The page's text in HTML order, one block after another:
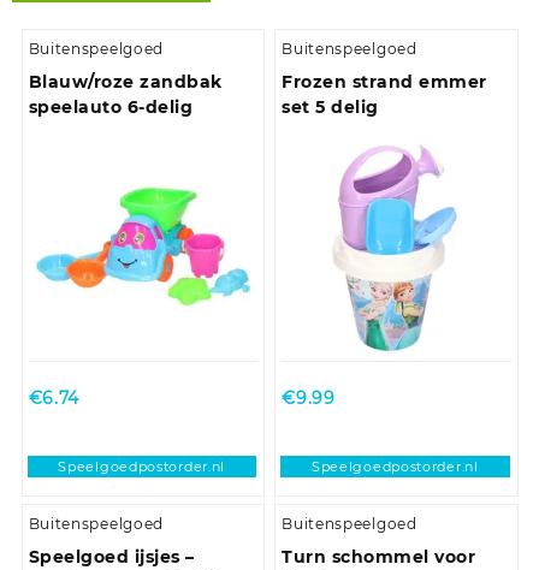
Buitenspeelgoed
Blauw/roze zandbak
speelauto 6-delig
€6.74
Speelgoedpostorder.nl
Buitenspeelgoed
Frozen strand emmer
set 5 delig
€9.99
Speelgoedpostorder.nl
Buitenspeelgoed
Speelgoed ijsjes –
Buitenspeelgoed
Turn schommel voor